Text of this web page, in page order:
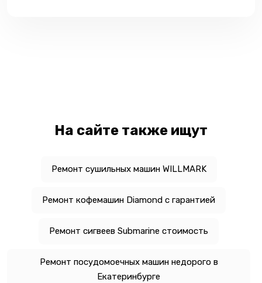
На сайте также ищут
Ремонт сушильных машин WILLMARK
Ремонт кофемашин Diamond с гарантией
Ремонт сигвеев Submarine стоимость
Ремонт посудомоечных машин недорого в
Екатеринбурге